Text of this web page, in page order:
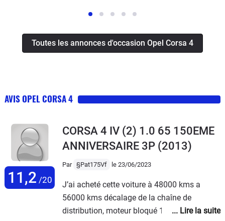
Toutes les annonces d'occasion Opel Corsa 4
AVIS OPEL CORSA 4
11,2 /20
CORSA 4 IV (2) 1.0 65 150EME
ANNIVERSAIRE 3P (2013)
Par §Pat175Vf le 23/06/2023
J’ai acheté cette voiture à 48000 kms a
56000 kms décalage de la chaîne de
distribution, moteur bloqué 1350€ « pas de